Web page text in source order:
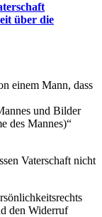
über die
einem Mann, dass
und Bilder
des Mannes)“
Vaterschaft nicht
den Widerruf